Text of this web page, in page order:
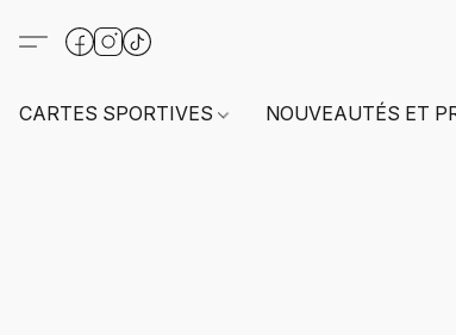
CARTES SPORTIVES NOUVEAUTÉS ET